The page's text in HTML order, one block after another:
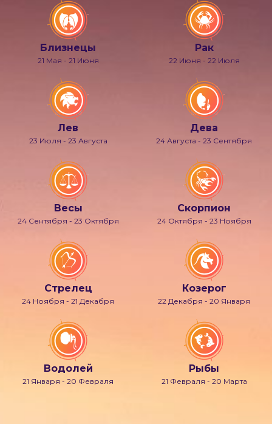
Близнецы
21 Мая - 21 Июня
Рак
22 Июня - 22 Июля
Лев
23 Июля - 23 Августа
Дева
24 Августа - 23 Сентября
Весы
24 Сентября - 23 Октября
Скорпион
24 Октября - 23 Ноября
Стрелец
24 Ноября - 21 Декабря
Козерог
22 Декабря - 20 Января
Водолей
21 Января - 20 Февраля
Рыбы
21 Февраля - 20 Марта